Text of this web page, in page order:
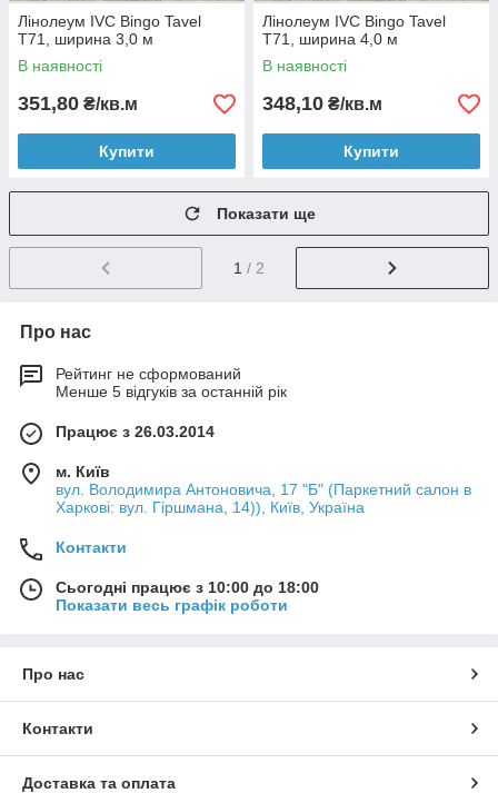
Лінолеум IVC Bingo Tavel
T71, ширина 3,0 м
В наявності
351,80 ₴/кв.м
Купити
Лінолеум IVC Bingo Tavel
T71, ширина 4,0 м
В наявності
348,10 ₴/кв.м
Купити
Показати ще
1 / 2
Про нас
Рейтинг не сформований
Менше 5 відгуків за останній рік
Працює з 26.03.2014
м. Київ
вул. Володимира Антоновича, 17 "Б" (Паркетний салон в
Харкові: вул. Гіршмана, 14)), Київ, Україна
Контакти
Сьогодні працює з 10:00 до 18:00
Показати весь графік роботи
Про нас
Контакти
Доставка та оплата